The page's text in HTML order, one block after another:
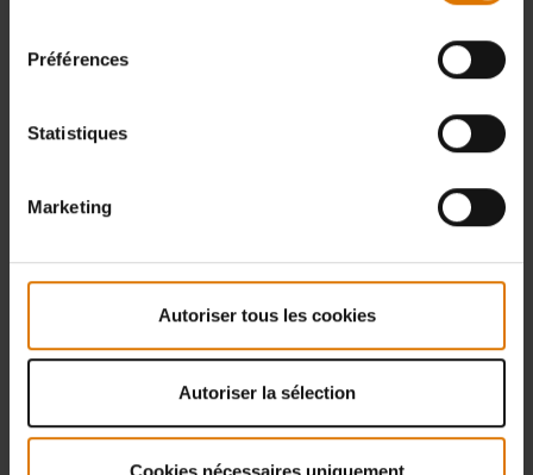
Préférences
Statistiques
Marketing
Autoriser tous les cookies
Autoriser la sélection
Cookies nécessaires uniquement
310
Spirit Classic E 320
E 310 / S 310 / E 320 /
S 320